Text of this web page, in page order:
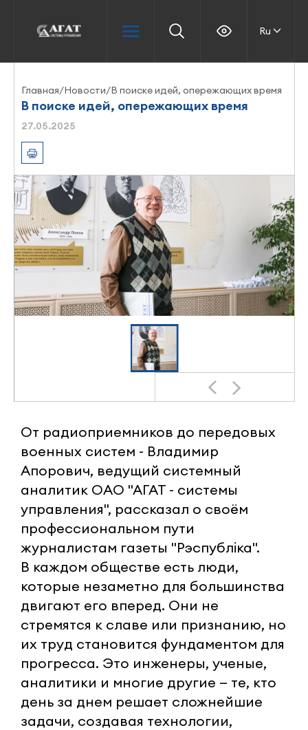
Ru
Главная/Новости/В поиске идей, опережающих время
В поиске идей, опережающих время
27.05.2025
От радиоприемников до передовых
военных систем - Владимир
Апорович, ведущий системный
аналитик ОАО "АГАТ - системы
управления", рассказал о своём
профессиональном пути
журналистам газеты "Рэспублiка".
В каждом обществе есть люди,
которые незаметно для большинства
двигают его вперед. Они не
стремятся к славе или признанию, но
их труд становится фундаментом для
прогресса. Это инженеры, ученые,
аналитики и многие другие — те, кто
день за днем решает сложнейшие
задачи, создавая технологии,